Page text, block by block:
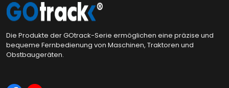
Die Produkte der GOtrack-Serie ermöglichen eine präzise und
bequeme Fernbedienung von Maschinen, Traktoren und
Obstbaugeräten.